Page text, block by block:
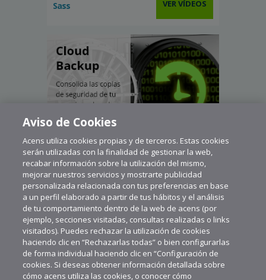
Sass VER VÍDEOS
Aviso de Cookies
Acens utiliza cookies propias y de terceros. Estas cookies
serán utilizadas con la finalidad de gestionar la web,
recabar información sobre la utilización del mismo,
mejorar nuestros servicios y mostrarte publicidad
personalizada relacionada con tus preferencias en base
a un perfil elaborado a partir de tus hábitos y el análisis
de tu comportamiento dentro de la web de acens (por
ejemplo, secciones visitadas, consultas realizadas o links
visitados). Puedes rechazar la utilización de cookies
haciendo clic en “Rechazarlas todas” o bien configurarlas
de forma individual haciendo clic en “Configuración de
cookies. Si deseas obtener información detallada sobre
cómo acens utiliza las cookies, o conocer cómo